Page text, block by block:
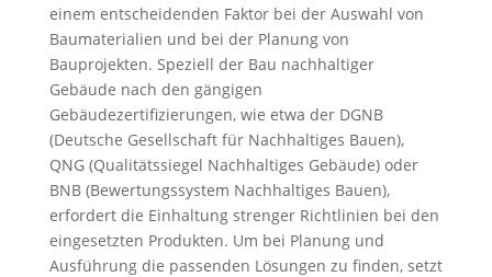
einem entscheidenden Faktor bei der Auswahl von
Baumaterialien und bei der Planung von
Bauprojekten. Speziell der Bau nachhaltiger
Gebäude nach den gängigen
Gebäudezertifizierungen, wie etwa der DGNB
(Deutsche Gesellschaft für Nachhaltiges Bauen),
QNG (Qualitätssiegel Nachhaltiges Gebäude) oder
BNB (Bewertungssystem Nachhaltiges Bauen),
erfordert die Einhaltung strenger Richtlinien bei den
eingesetzten Produkten. Um bei Planung und
Ausführung die passenden Lösungen zu finden, setzt